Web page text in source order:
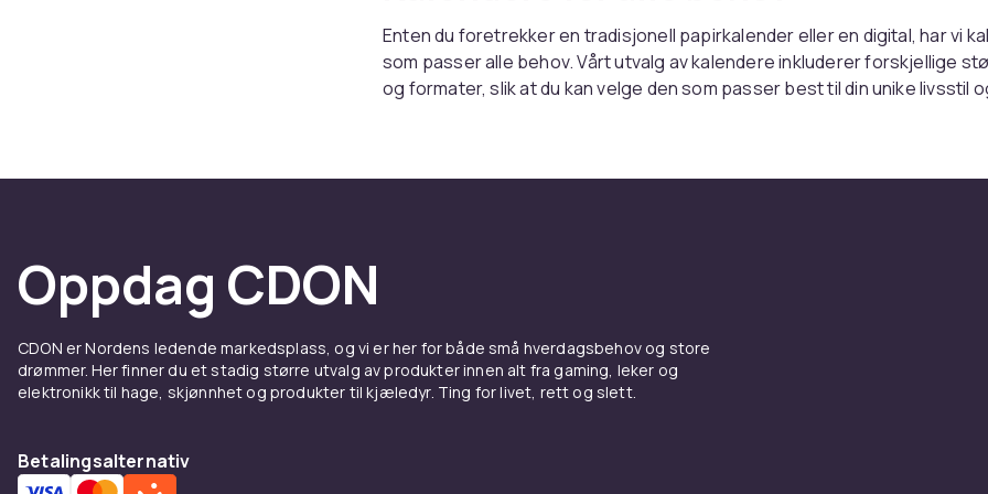
Enten du foretrekker en tradisjonell papirkalender eller en digital, har vi
som passer alle behov. Vårt utvalg av kalendere inkluderer forskjellige
og formater, slik at du kan velge den som passer best til din unike livsstil
Planleggerkalendere for effektiv
dine – alt på ett sted. Utforsk vårt utvalg av planleggerkalendere og ta
over tiden din.
Oppdag CDON
CDON er Nordens ledende markedsplass, og vi er her for både små hverdagsbehov og store
drømmer. Her finner du et stadig større utvalg av produkter innen alt fra gaming, leker og
elektronikk til hage, skjønnhet og produkter til kjæledyr. Ting for livet, rett og slett.
Betalingsalternativ